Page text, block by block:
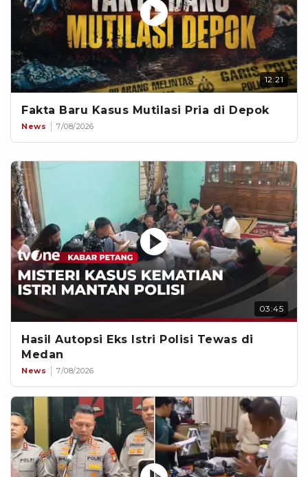
12:21
Fakta Baru Kasus Mutilasi Pria di Depok
News 7/08/2026
03:45
Hasil Autopsi Eks Istri Polisi Tewas di
Medan
News 7/08/2026